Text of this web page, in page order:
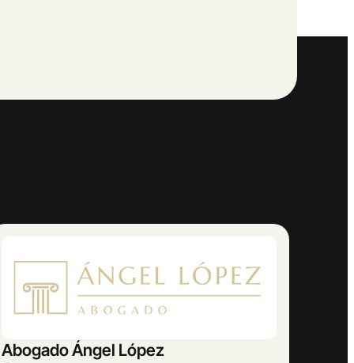
AMETRINA MUSIC